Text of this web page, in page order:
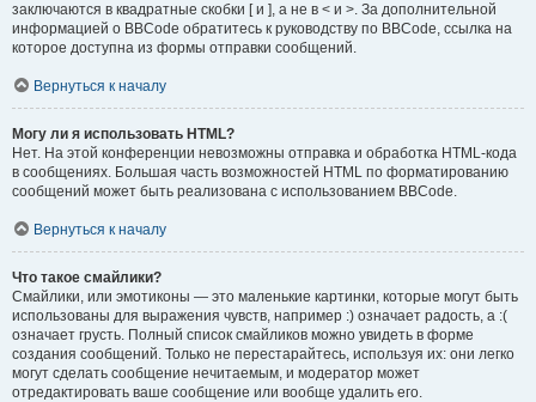
заключаются в квадратные скобки [ и ], а не в < и >. За дополнительной
информацией о BBCode обратитесь к руководству по BBCode, ссылка на
которое доступна из формы отправки сообщений.
Вернуться к началу
Могу ли я использовать HTML?
Нет. На этой конференции невозможны отправка и обработка HTML-кода
в сообщениях. Большая часть возможностей HTML по форматированию
сообщений может быть реализована с использованием BBCode.
Вернуться к началу
Что такое смайлики?
Смайлики, или эмотиконы — это маленькие картинки, которые могут быть
использованы для выражения чувств, например :) означает радость, а :(
означает грусть. Полный список смайликов можно увидеть в форме
создания сообщений. Только не перестарайтесь, используя их: они легко
могут сделать сообщение нечитаемым, и модератор может
отредактировать ваше сообщение или вообще удалить его.